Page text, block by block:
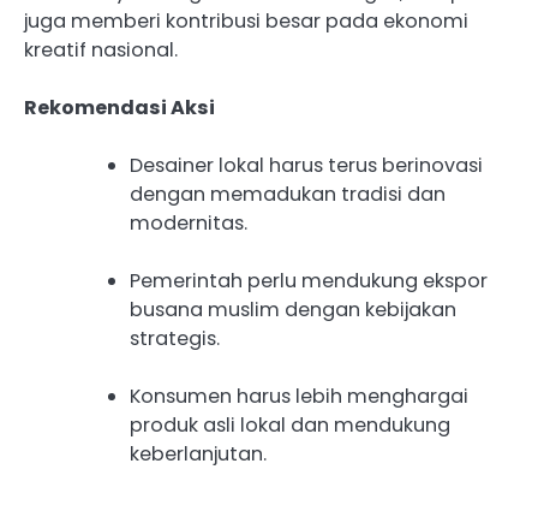
juga memberi kontribusi besar pada ekonomi
kreatif nasional.
Rekomendasi Aksi
Desainer lokal harus terus berinovasi
dengan memadukan tradisi dan
modernitas.
Pemerintah perlu mendukung ekspor
busana muslim dengan kebijakan
strategis.
Konsumen harus lebih menghargai
produk asli lokal dan mendukung
keberlanjutan.